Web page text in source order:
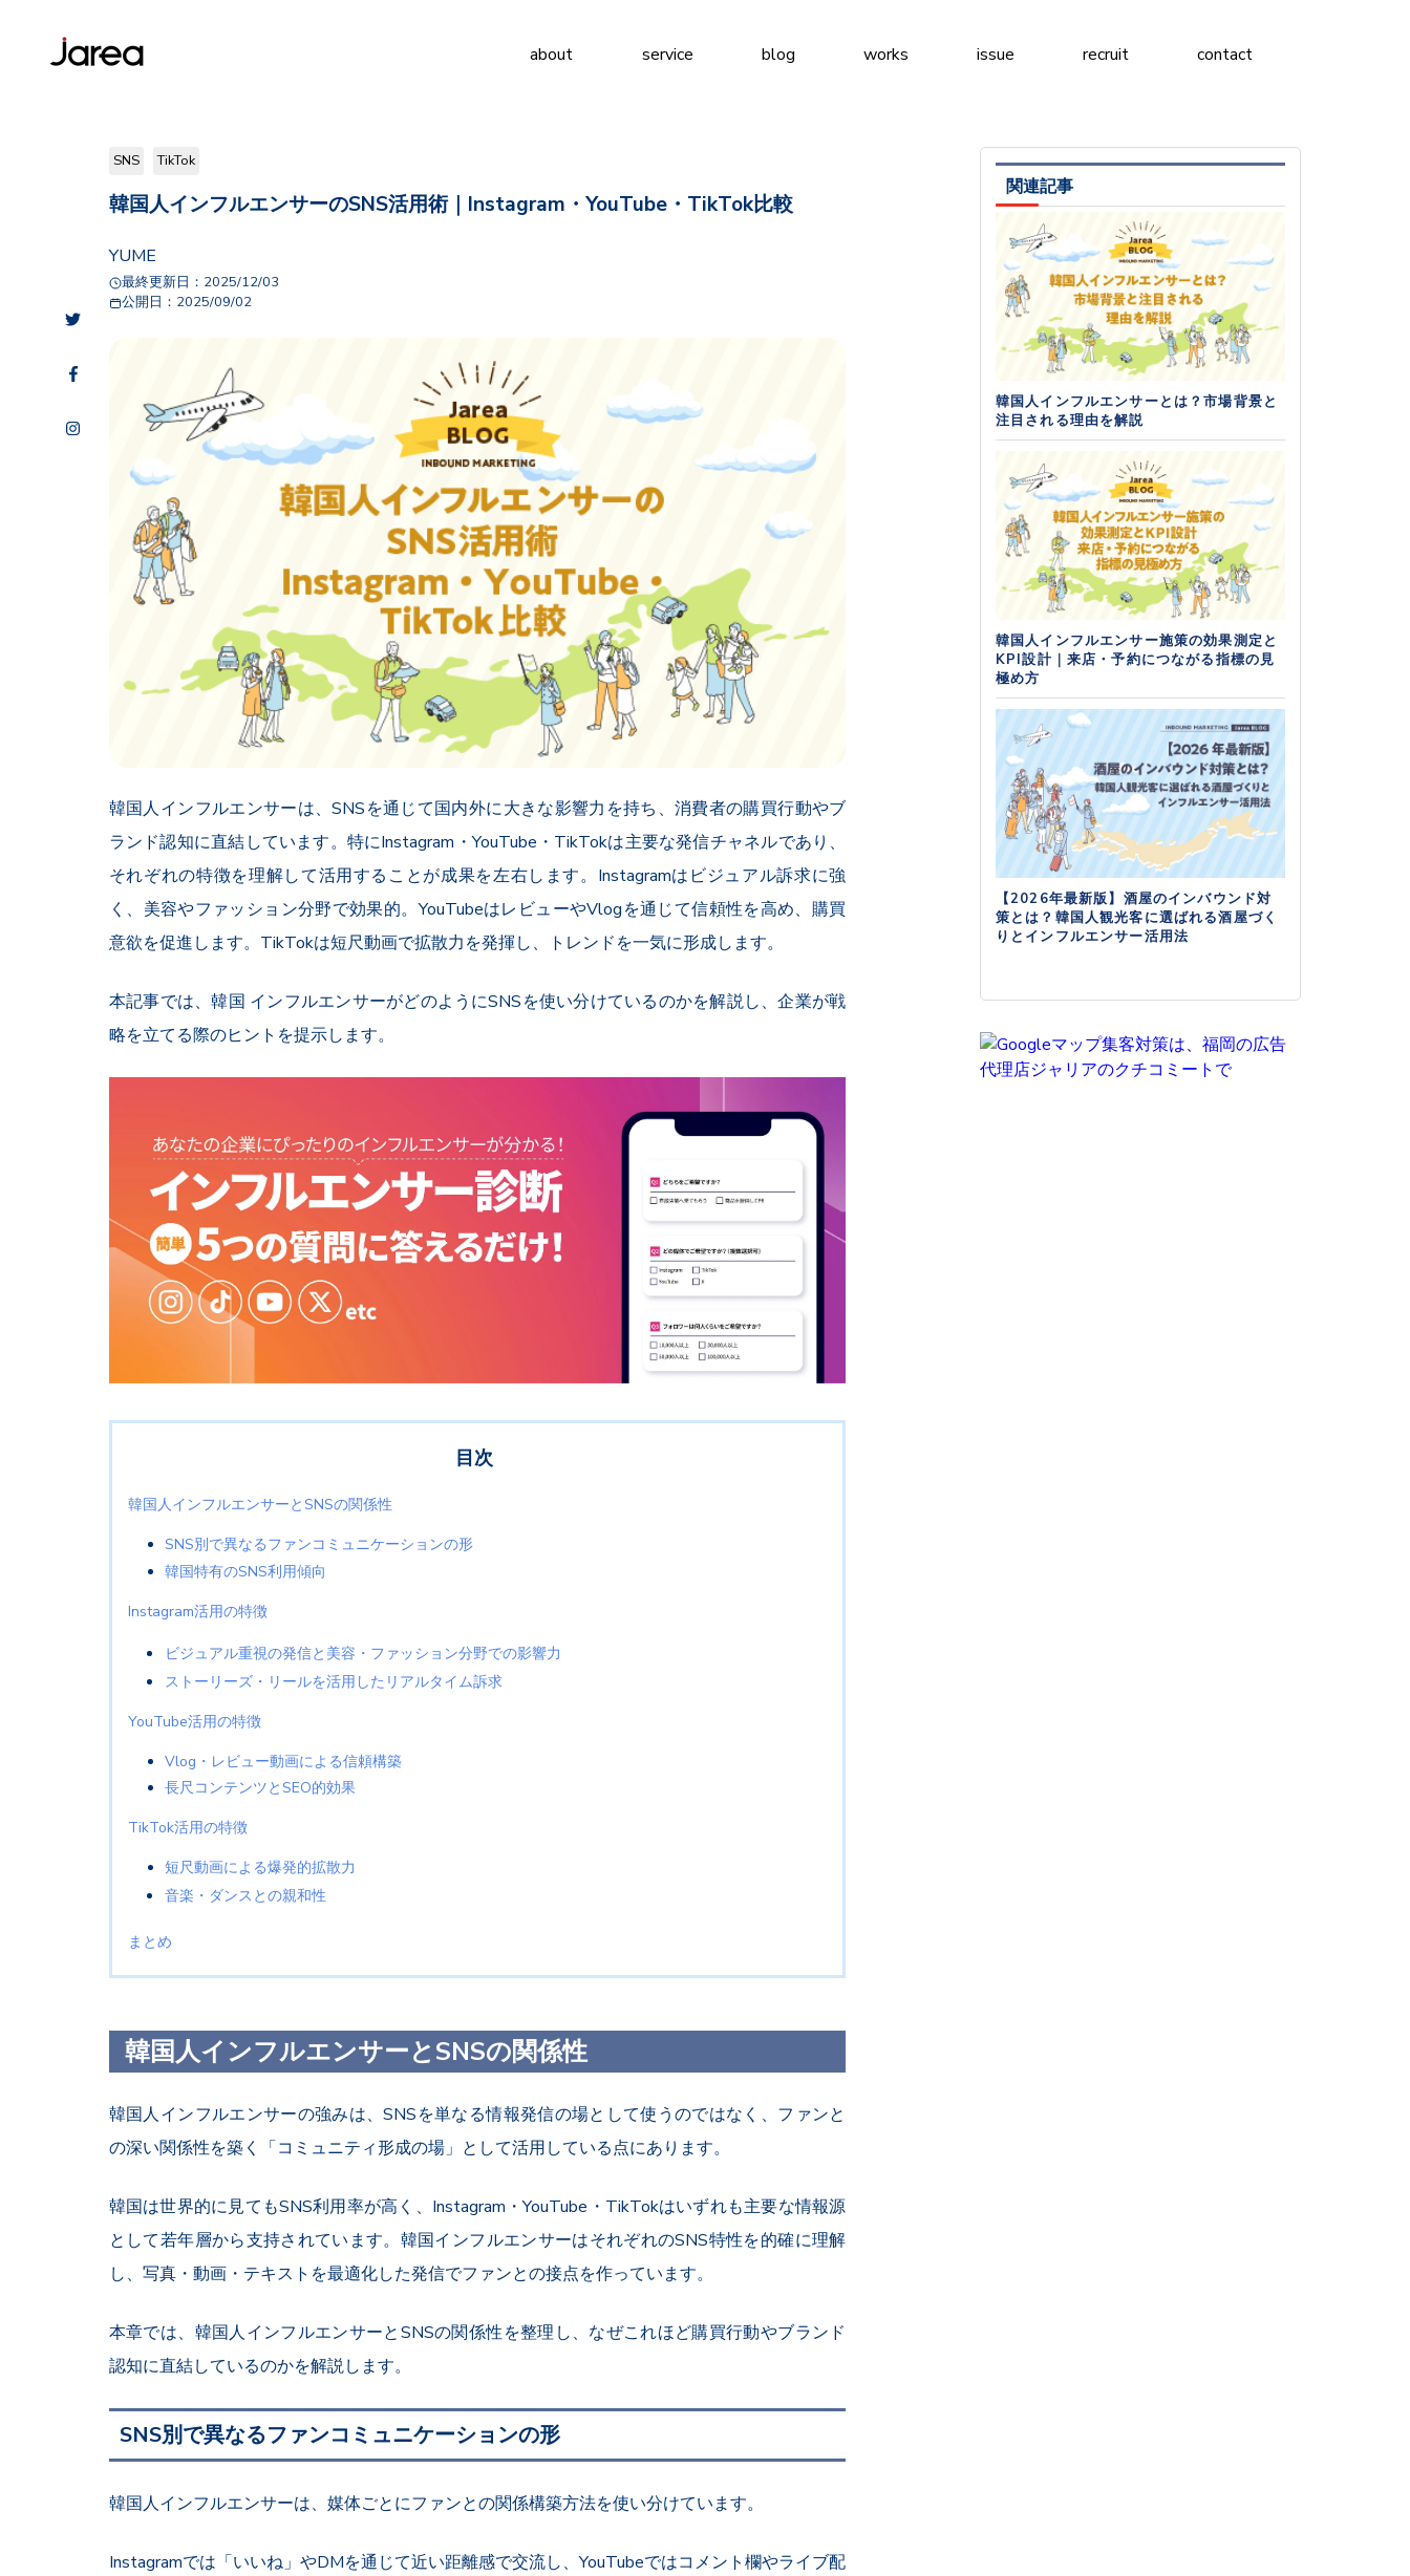
about service blog works issue recruit contact
SNS TikTok
韓国人インフルエンサーのSNS活用術｜Instagram・YouTube・TikTok比較
YUME
最終更新日： 2025/12/03
公開日： 2025/09/02
韓国人インフルエンサーは、SNSを通じて国内外に大きな影響力を持ち、消費者の購買行動やブ
ランド認知に直結しています。特にInstagram・YouTube・TikTokは主要な発信チャネルであり、
それぞれの特徴を理解して活用することが成果を左右します。Instagramはビジュアル訴求に強
く、美容やファッション分野で効果的。YouTubeはレビューやVlogを通じて信頼性を高め、購買
意欲を促進します。TikTokは短尺動画で拡散力を発揮し、トレンドを一気に形成します。
本記事では、韓国 インフルエンサーがどのようにSNSを使い分けているのかを解説し、企業が戦
略を立てる際のヒントを提示します。
目次
韓国人インフルエンサーとSNSの関係性
SNS別で異なるファンコミュニケーションの形
韓国特有のSNS利用傾向
Instagram活用の特徴
ビジュアル重視の発信と美容・ファッション分野での影響力
ストーリーズ・リールを活用したリアルタイム訴求
YouTube活用の特徴
Vlog・レビュー動画による信頼構築
長尺コンテンツとSEO的効果
TikTok活用の特徴
短尺動画による爆発的拡散力
音楽・ダンスとの親和性
まとめ
韓国人インフルエンサーとSNSの関係性
韓国人インフルエンサーの強みは、SNSを単なる情報発信の場として使うのではなく、ファンと
の深い関係性を築く「コミュニティ形成の場」として活用している点にあります。
韓国は世界的に見てもSNS利用率が高く、Instagram・YouTube・TikTokはいずれも主要な情報源
として若年層から支持されています。韓国インフルエンサーはそれぞれのSNS特性を的確に理解
し、写真・動画・テキストを最適化した発信でファンとの接点を作っています。
本章では、韓国人インフルエンサーとSNSの関係性を整理し、なぜこれほど購買行動やブランド
認知に直結しているのかを解説します。
SNS別で異なるファンコミュニケーションの形
韓国人インフルエンサーは、媒体ごとにファンとの関係構築方法を使い分けています。
Instagramでは「いいね」やDMを通じて近い距離感で交流し、YouTubeではコメント欄やライブ配
関連記事
韓国人インフルエンサーとは？市場背景と
注目される理由を解説
韓国人インフルエンサー施策の効果測定と
KPI設計｜来店・予約につながる指標の見
極め方
【2026年最新版】酒屋のインバウンド対
策とは？韓国人観光客に選ばれる酒屋づく
りとインフルエンサー活用法